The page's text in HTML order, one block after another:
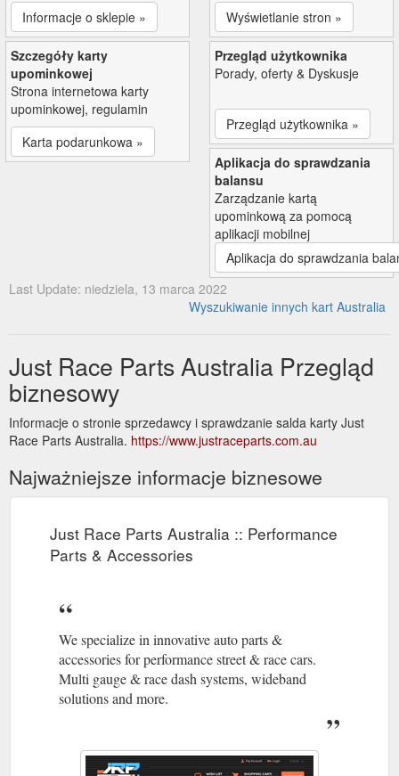
Informacje o sklepie »
Wyświetlanie stron »
Szczegóły karty
upominkowej
Strona internetowa karty
upominkowej, regulamin
Karta podarunkowa »
Przegląd użytkownika
Porady, oferty & Dyskusje
Przegląd użytkownika »
Aplikacja do sprawdzania
balansu
Zarządzanie kartą
upominkową za pomocą
aplikacji mobilnej
Aplikacja do sprawdzania
Last Update: niedziela, 13 marca 2022
Wyszukiwanie innych kart Australia
Just Race Parts Australia Przegląd
biznesowy
Informacje o stronie sprzedawcy i sprawdzanie salda karty Just
Race Parts Australia. https://www.justraceparts.com.au
Najważniejsze informacje biznesowe
Just Race Parts Australia :: Performance
Parts & Accessories
We specialize in innovative auto parts &
accessories for performance street & race cars.
Multi gauge & race dash systems, wideband
solutions and more.